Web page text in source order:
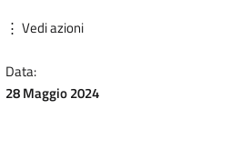
⋮ Vedi azioni
Data:
28 Maggio 2024